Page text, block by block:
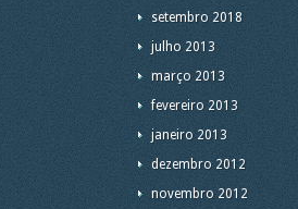
setembro 2018
julho 2013
março 2013
fevereiro 2013
janeiro 2013
dezembro 2012
novembro 2012